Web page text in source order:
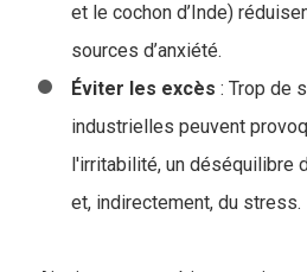
et le cochon d’Inde)
sources d’anxiété.
Éviter les excès : Trop de
industrielles peuvent
l'irritabilité, un déséquilibre
et, indirectement, du stress.